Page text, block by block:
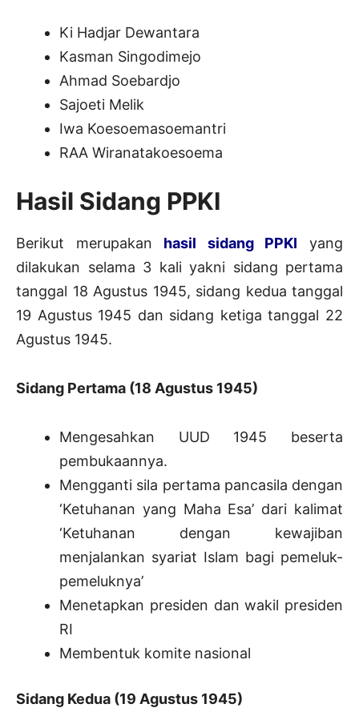
Ki Hadjar Dewantara
Kasman Singodimejo
Ahmad Soebardjo
Sajoeti Melik
Iwa Koesoemasoemantri
RAA Wiranatakoesoema
Hasil Sidang PPKI
Berikut merupakan hasil sidang PPKI yang
dilakukan selama 3 kali yakni sidang pertama
tanggal 18 Agustus 1945, sidang kedua tanggal
19 Agustus 1945 dan sidang ketiga tanggal 22
Agustus 1945.
Sidang Pertama (18 Agustus 1945)
Mengesahkan UUD 1945 beserta
pembukaannya.
Mengganti sila pertama pancasila dengan
‘Ketuhanan yang Maha Esa’ dari kalimat
‘Ketuhanan dengan kewajiban
menjalankan syariat Islam bagi pemeluk-
pemeluknya’
Menetapkan presiden dan wakil presiden
RI
Membentuk komite nasional
Sidang Kedua (19 Agustus 1945)